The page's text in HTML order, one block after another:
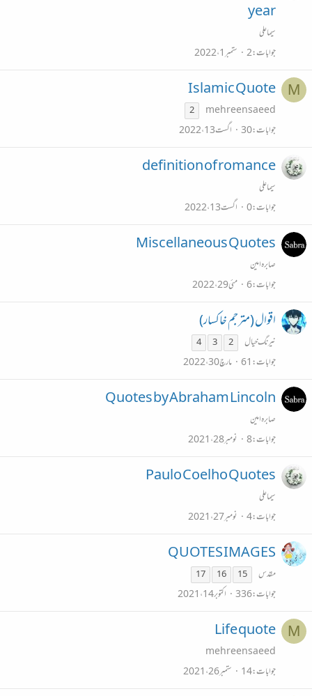
year
سیما علی
جوابات 2 ستمبر 1، 2022
M
Islamic Quote
mehreensaeed
2
جوابات 30 اگست 13، 2022
definition of romance
سیما علی
جوابات 0 اگست 13، 2022
Miscellaneous Quotes
صابرہ امین
جوابات 6 مئی 29، 2022
اقوال (مترجم خاکسار)
نیرنگ خیال 2
3
4
جوابات 61 مارچ 30، 2022
Quotes by Abraham Lincoln
صابرہ امین
جوابات 8 نومبر 28، 2021
Paulo Coelho Quotes
سیما علی
جوابات 4 نومبر 27، 2021
QUOTES IMAGES
مقدس 15
16
17
جوابات 336 اکتوبر 14، 2021
M
Life quote
mehreensaeed
جوابات 14 ستمبر 26، 2021